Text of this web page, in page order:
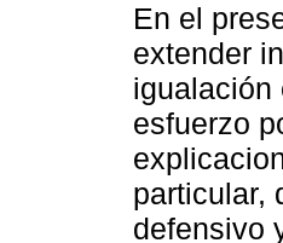
En el
extender
igualación
esfuerzo
particular,
defensivo